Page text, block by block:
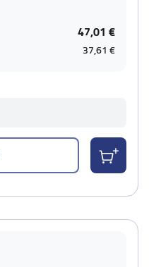
47,01 €
37,61 €